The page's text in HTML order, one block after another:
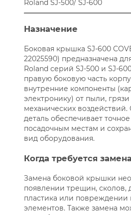
Roland SJ-500/ SJ-600
Назначение
Боковая крышка SJ-600
22025590) предназначена
Roland серий SJ-500 и SJ-
правую боковую часть
внутренние компоненты
электронику) от пыли,
механических
деталь обеспечивает
посадочным местам и
вид оборудования.
Когда требуется замена
Замена боковой крышки
появлении трещин,
пластика или повреждении
элементов. Также замена